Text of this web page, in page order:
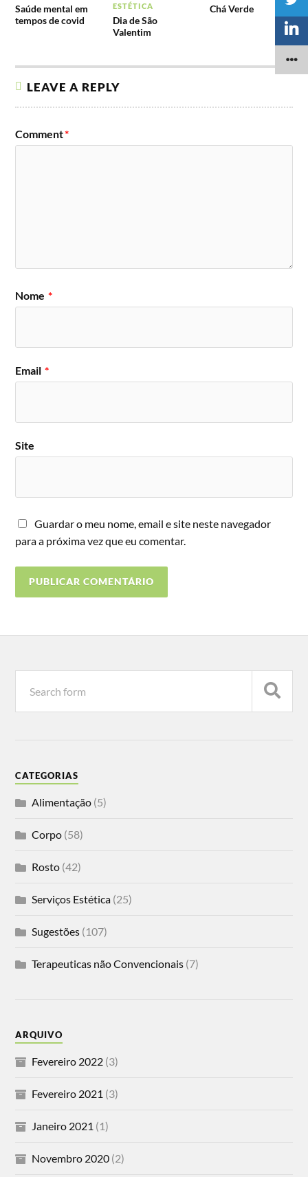
Saúde mental em
tempos de covid
ESTÉTICA
Dia de São
Valentim
Chá Verde
LEAVE A REPLY
Comment*
Nome *
Email *
Site
Guardar o meu nome, email e site neste navegador
para a próxima vez que eu comentar.
CATEGORIAS
Alimentação (5)
Corpo (58)
Rosto (42)
Serviços Estética (25)
Sugestões (107)
Terapeuticas não Convencionais (7)
ARQUIVO
Fevereiro 2022 (3)
Fevereiro 2021 (3)
Janeiro 2021 (1)
Novembro 2020 (2)